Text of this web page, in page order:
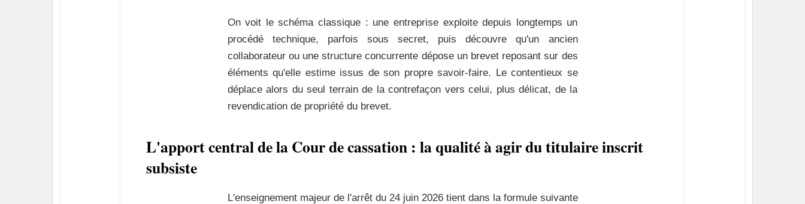
On voit le schéma classique : une entreprise exploite depuis longtemps un
procédé technique, parfois sous secret, puis découvre qu'un ancien
collaborateur ou une structure concurrente dépose un brevet reposant sur des
éléments qu'elle estime issus de son propre savoir-faire. Le contentieux se
déplace alors du seul terrain de la contrefaçon vers celui, plus délicat, de la
revendication de propriété du brevet.
L'apport central de la Cour de cassation : la qualité à agir du titulaire inscrit
subsiste
L'enseignement majeur de l'arrêt du 24 juin 2026 tient dans la formule suivante